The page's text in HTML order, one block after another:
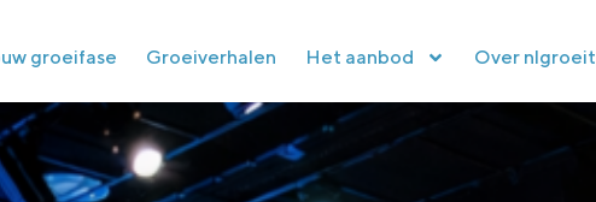
groeifase Groeiverhalen Het aanbod Over nlgroeit